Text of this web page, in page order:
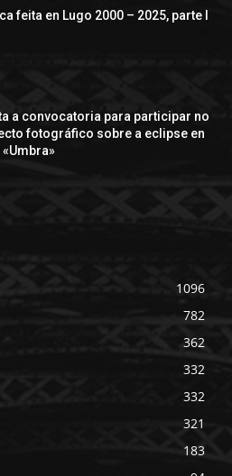
feita en Lugo 2000 – 2025, parte I
a convocatoria para participar no
fotográfico sobre a eclipse en
«Umbra»
1096
782
362
332
332
321
183